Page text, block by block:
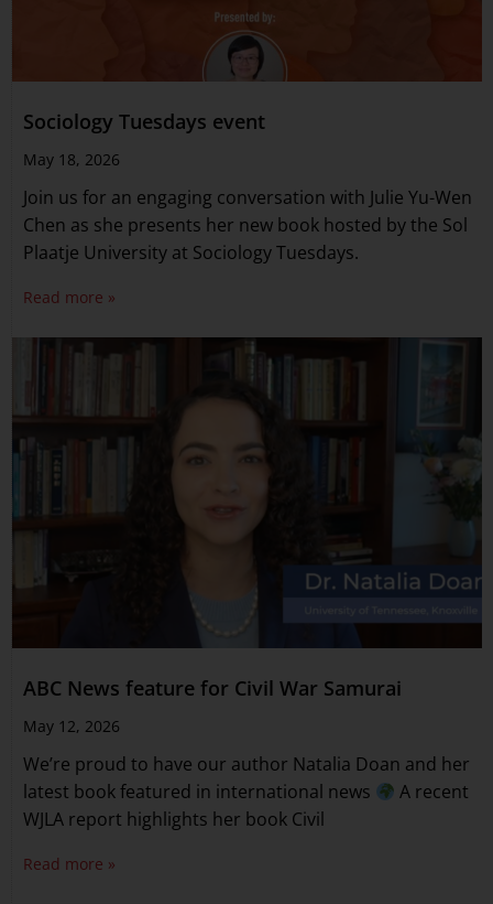
Sociology Tuesdays event
May 18, 2026
Join us for an engaging conversation with Julie Yu-Wen
Chen as she presents her new book hosted by the Sol
Plaatje University at Sociology Tuesdays.
Read more »
ABC News feature for Civil War Samurai
May 12, 2026
We’re proud to have our author Natalia Doan and her
latest book featured in international news
A recent
WJLA report highlights her book Civil
Read more »